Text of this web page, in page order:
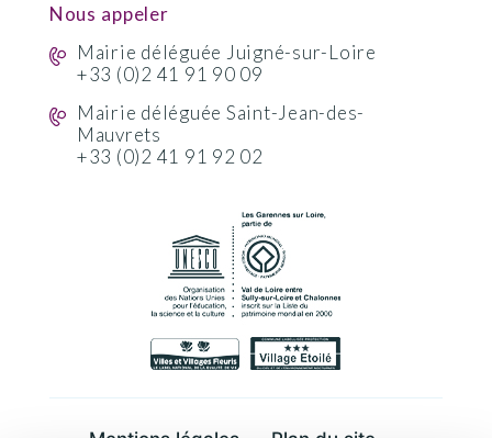
Nous appeler
Mairie déléguée Juigné-sur-Loire
+33 (0)2 41 91 90 09
Mairie déléguée Saint-Jean-des-
Mauvrets
+33 (0)2 41 91 92 02